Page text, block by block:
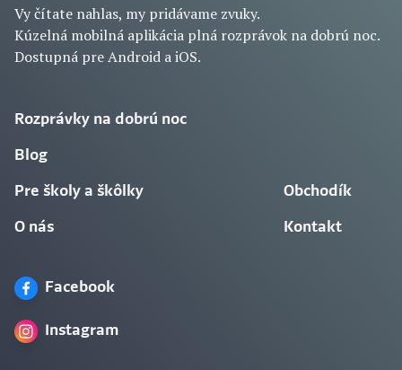
Vy čítate nahlas, my pridávame zvuky.
Kúzelná mobilná aplikácia plná rozprávok na dobrú noc.
Dostupná pre Android a iOS.
Rozprávky na dobrú noc
Blog
Pre školy a škôlky
O nás
Obchodík
Kontakt
Facebook
Instagram